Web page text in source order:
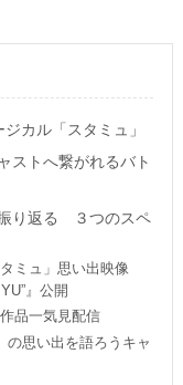
カル「スタミュ」
ストへ繋がれるバト
り返る ３つのスペ
ミュ」思い出映像
』公開
品一気見配信
思い出を語ろうキャ